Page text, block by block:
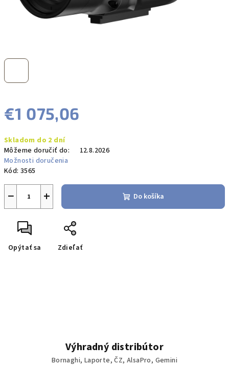
€1 075,06
cena:
Skladom do 2 dní
Môžeme doručiť do:
12.8.2026
Možnosti doručenia
Kód: 3565
+
− Do košíka
Opýtať sa Zdieľať
Výhradný distribútor
Bornaghi, Laporte, ČZ, AlsaPro, Gemini